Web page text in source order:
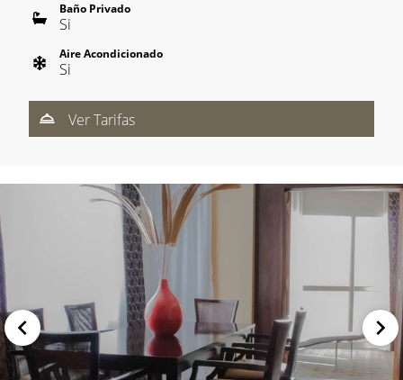
Baño Privado
Si
Aire Acondicionado
Si
Ver Tarifas